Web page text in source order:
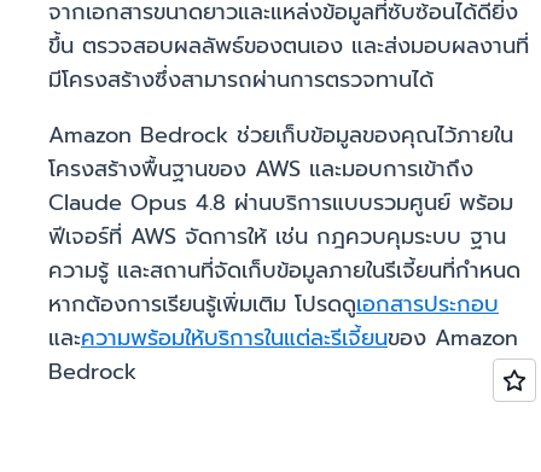
จากเอกสารขนาดยาวและแหล่งข้อมูลที่ซับซ้อนได้ดียิ่ง
ขึ้น ตรวจสอบผลลัพธ์ของตนเอง และส่งมอบผลงานที่
มีโครงสร้างซึ่งสามารถผ่านการตรวจทานได้
Amazon Bedrock ช่วยเก็บข้อมูลของคุณไว้ภายใน
โครงสร้างพื้นฐานของ AWS และมอบการเข้าถึง
Claude Opus 4.8 ผ่านบริการแบบรวมศูนย์ พร้อม
ฟีเจอร์ที่ AWS จัดการให้ เช่น กฎควบคุมระบบ ฐาน
ความรู้ และสถานที่จัดเก็บข้อมูลภายในรีเจี้ยนที่กำหนด
หากต้องการเรียนรู้เพิ่มเติม โปรดดูเอกสารประกอบ
และความพร้อมให้บริการในแต่ละรีเจี้ยนของ Amazon
Bedrock